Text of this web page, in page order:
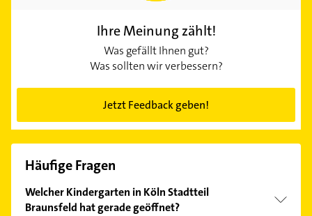
Ihre Meinung zählt!
Was gefällt Ihnen gut?
Was sollten wir verbessern?
Jetzt Feedback geben!
Häufige Fragen
Welcher Kindergarten in Köln Stadtteil
Braunsfeld hat gerade geöffnet?